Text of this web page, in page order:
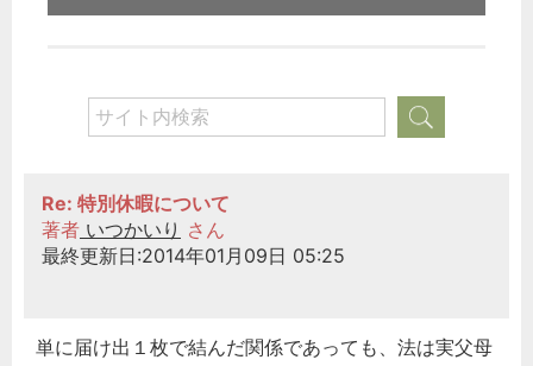
Re: 特別休暇について
著者 いつかいり さん
最終更新日:2014年01月09日 05:25
単に届け出１枚で結んだ関係であっても、法は実父母